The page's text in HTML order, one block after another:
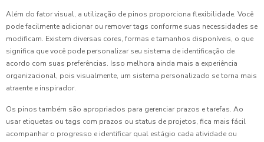
Além do fator visual, a utilização de pinos proporciona flexibilidade. Você
pode facilmente adicionar ou remover tags conforme suas necessidades se
modificam. Existem diversas cores, formas e tamanhos disponíveis, o que
significa que você pode personalizar seu sistema de identificação de
acordo com suas preferências. Isso melhora ainda mais a experiência
organizacional, pois visualmente, um sistema personalizado se torna mais
atraente e inspirador.
Os pinos também são apropriados para gerenciar prazos e tarefas. Ao
usar etiquetas ou tags com prazos ou status de projetos, fica mais fácil
acompanhar o progresso e identificar qual estágio cada atividade ou